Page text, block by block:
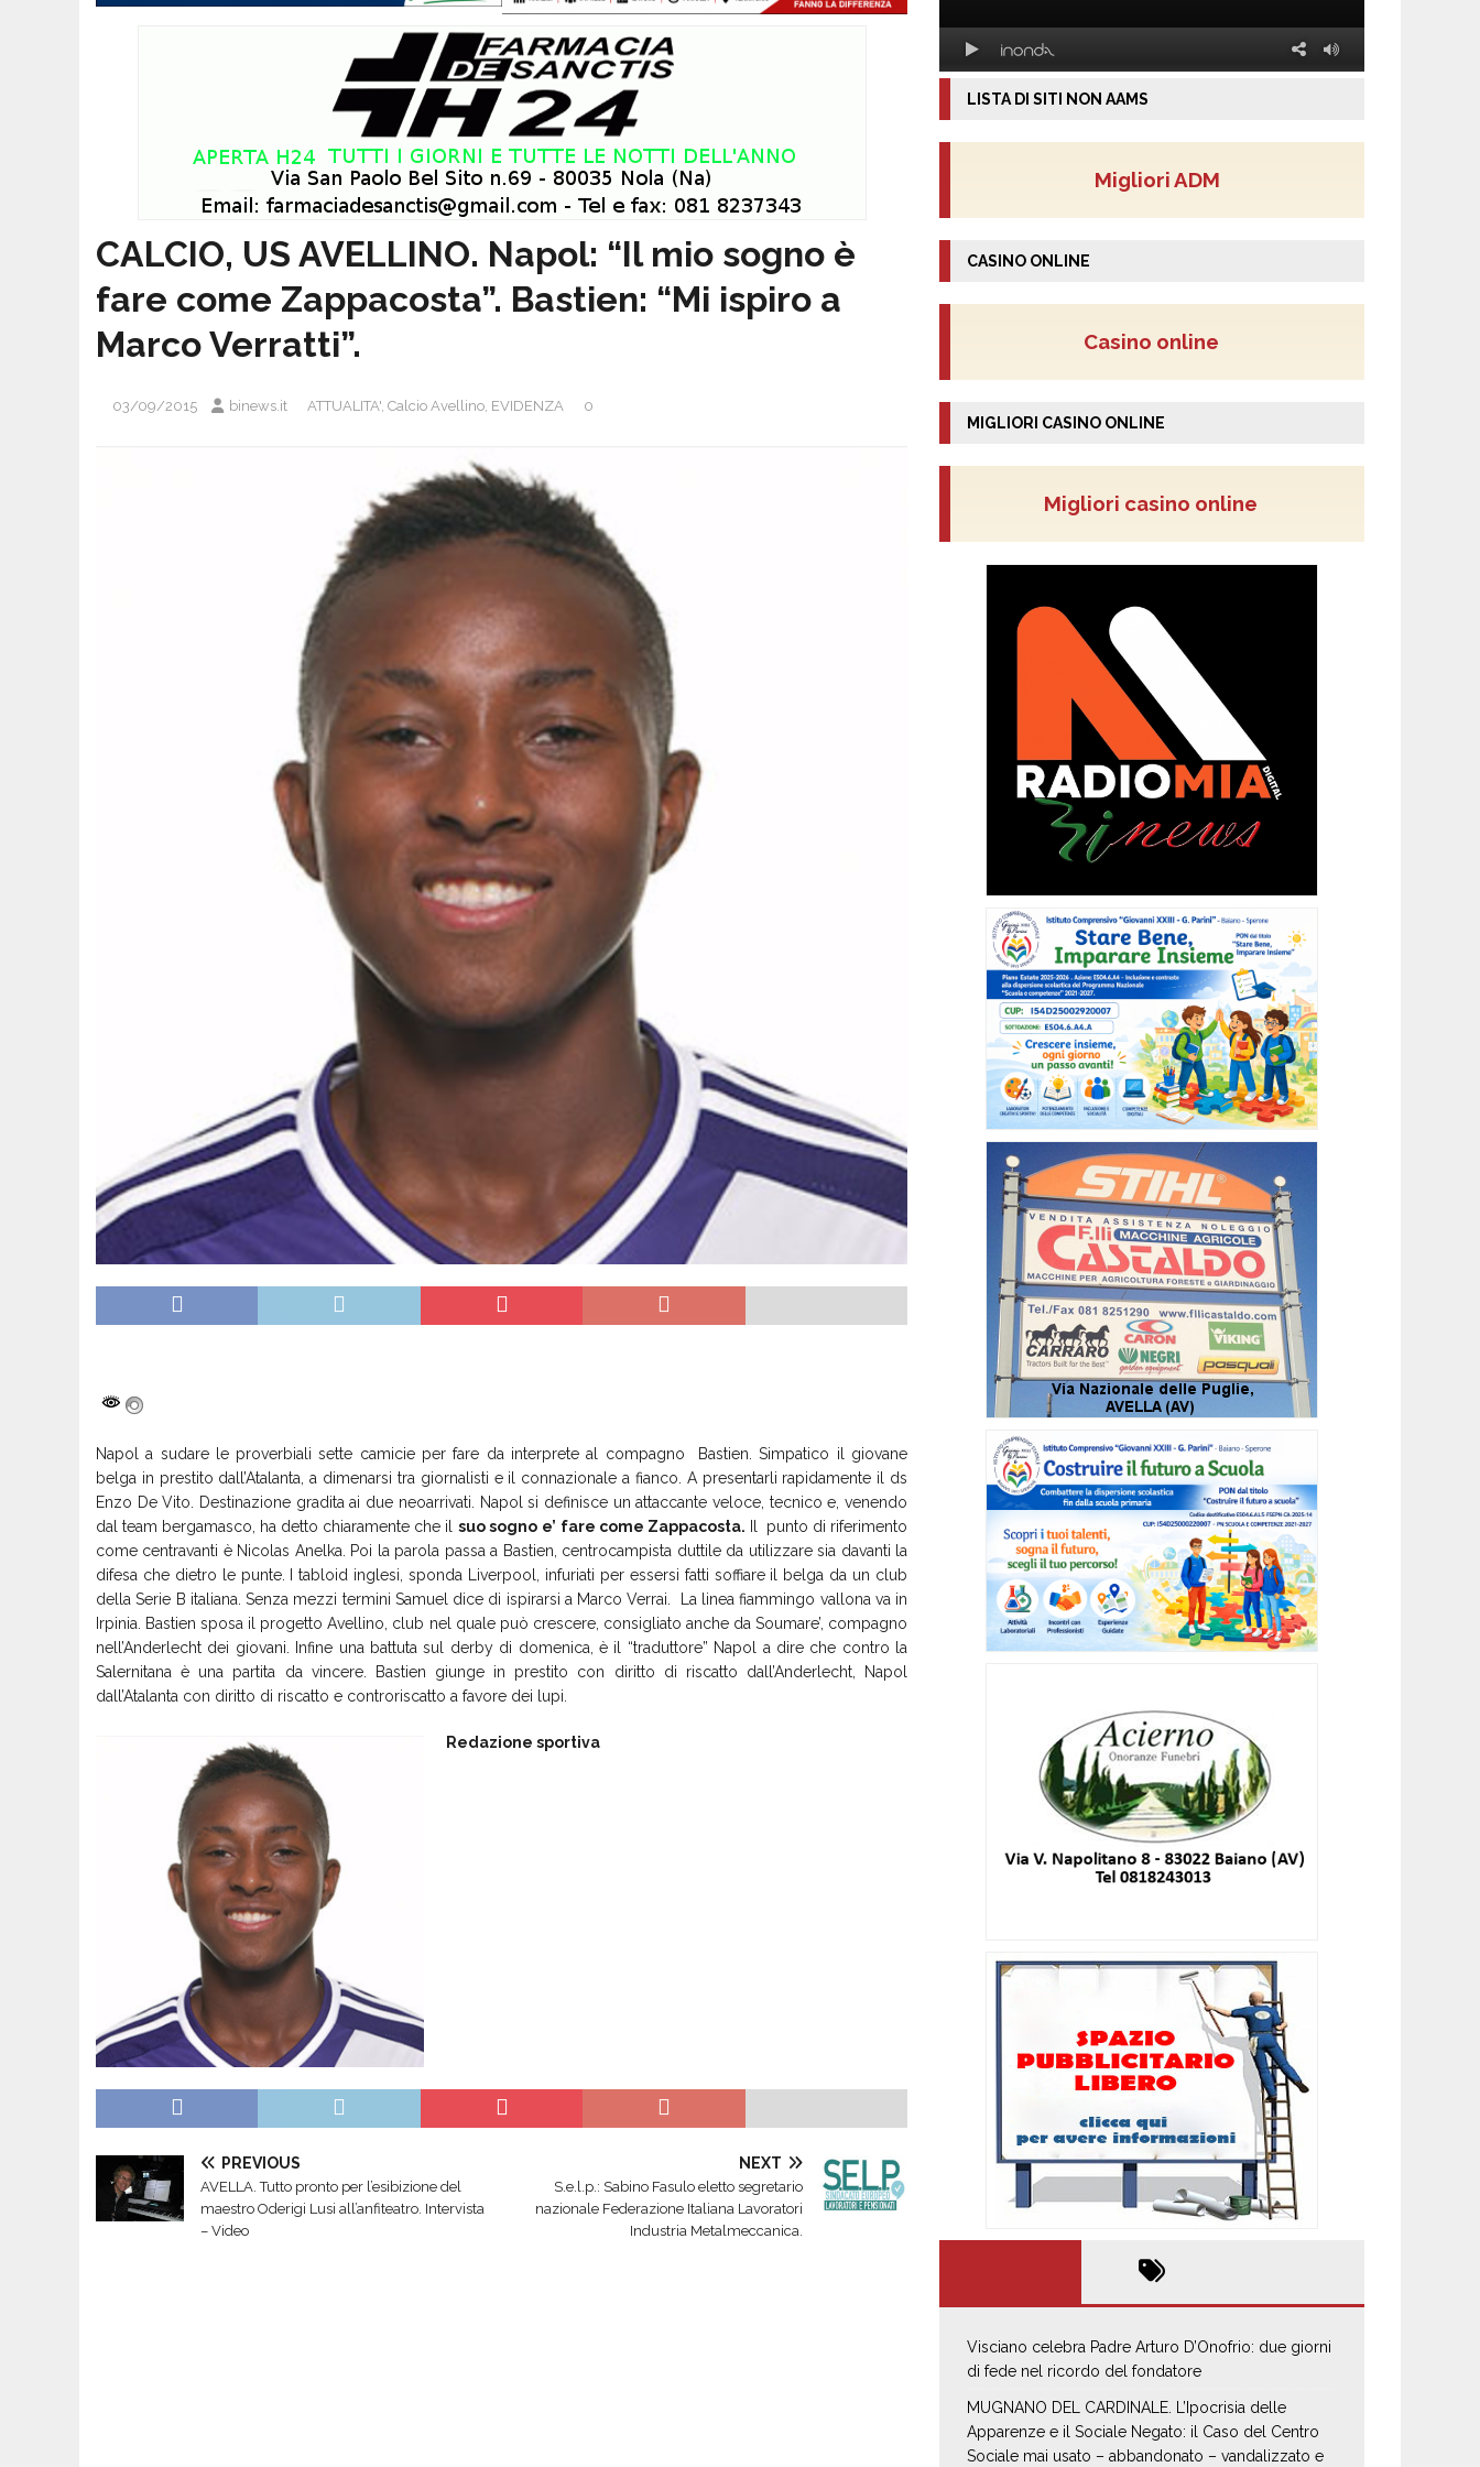
CALCIO, US AVELLINO. Napol: “Il mio sogno è
fare come Zappacosta”. Bastien: “Mi ispiro a
Marco Verratti”.
03/09/2015 binews.it ATTUALITA', Calcio Avellino, EVIDENZA 0
Napol a sudare le proverbiali sette camicie per fare da interprete al compagno Bastien. Simpatico il giovane
belga in prestito dall’Atalanta, a dimenarsi tra giornalisti e il connazionale a fianco. A presentarli rapidamente il ds
Enzo De Vito. Destinazione gradita ai due neoarrivati. Napol si definisce un attaccante veloce, tecnico e, venendo
dal team bergamasco, ha detto chiaramente che il suo sogno e’ fare come Zappacosta. Il punto di riferimento
come centravanti è Nicolas Anelka. Poi la parola passa a Bastien, centrocampista duttile da utilizzare sia davanti la
difesa che dietro le punte. I tabloid inglesi, sponda Liverpool, infuriati per essersi fatti soffiare il belga da un club
della Serie B italiana. Senza mezzi termini Samuel dice di ispirarsi a Marco Verrai. La linea fiammingo vallona va in
Irpinia. Bastien sposa il progetto Avellino, club nel quale può crescere, consigliato anche da Soumare’, compagno
nell’Anderlecht dei giovani. Infine una battuta sul derby di domenica, è il “traduttore” Napol a dire che contro la
Salernitana è una partita da vincere. Bastien giunge in prestito con diritto di riscatto dall’Anderlecht, Napol
dall’Atalanta con diritto di riscatto e controriscatto a favore dei lupi.
Redazione sportiva
PREVIOUS
AVELLA. Tutto pronto per l’esibizione del
maestro Oderigi Lusi all’anfiteatro. Intervista
– Video
NEXT
S.e.l.p.: Sabino Fasulo eletto segretario
nazionale Federazione Italiana Lavoratori
Industria Metalmeccanica.
LISTA DI SITI NON AAMS
Migliori ADM
CASINO ONLINE
Casino online
MIGLIORI CASINO ONLINE
Migliori casino online
Visciano celebra Padre Arturo D’Onofrio: due giorni
di fede nel ricordo del fondatore
MUGNANO DEL CARDINALE. L’Ipocrisia delle
Apparenze e il Sociale Negato: il Caso del Centro
Sociale mai usato – abbandonato – vandalizzato e